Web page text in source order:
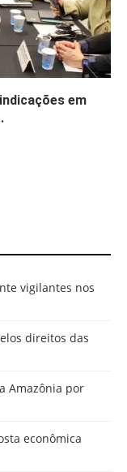
em
vigilantes nos
direitos das
Amazônia por
econômica